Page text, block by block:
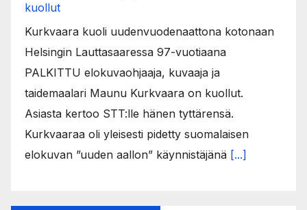
kuollut
Kurkvaara kuoli uudenvuodenaattona kotonaan
Helsingin Lauttasaaressa 97-vuotiaana
PALKITTU elokuvaohjaaja, kuvaaja ja
taidemaalari Maunu Kurkvaara on kuollut.
Asiasta kertoo STT:lle hänen tyttärensä.
Kurkvaaraa oli yleisesti pidetty suomalaisen
elokuvan ”uuden aallon” käynnistäjänä [...]